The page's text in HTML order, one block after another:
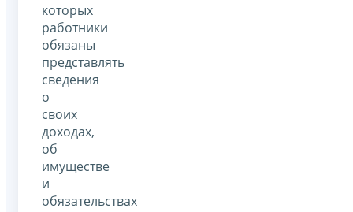
которых
работники
обязаны
представлять
сведения
о
своих
доходах,
об
имуществе
и
обязательствах